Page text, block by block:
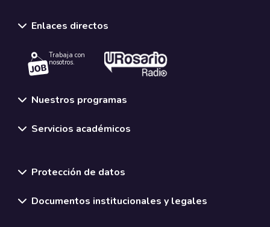
Enlaces directos
Trabaja con
nosotros.
Nuestros programas
Servicios académicos
Protección de datos
Documentos institucionales y legales